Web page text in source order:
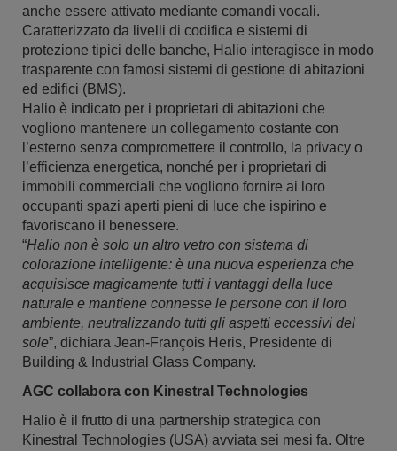
anche essere attivato mediante comandi vocali.
Caratterizzato da livelli di codifica e sistemi di
protezione tipici delle banche, Halio interagisce in modo
trasparente con famosi sistemi di gestione di abitazioni
ed edifici (BMS).
Halio è indicato per i proprietari di abitazioni che
vogliono mantenere un collegamento costante con
l’esterno senza compromettere il controllo, la privacy o
l’efficienza energetica, nonché per i proprietari di
immobili commerciali che vogliono fornire ai loro
occupanti spazi aperti pieni di luce che ispirino e
favoriscano il benessere.
“Halio non è solo un altro vetro con sistema di
colorazione intelligente: è una nuova esperienza che
acquisisce magicamente tutti i vantaggi della luce
naturale e mantiene connesse le persone con il loro
ambiente, neutralizzando tutti gli aspetti eccessivi del
sole”, dichiara Jean-François Heris, Presidente di
Building & Industrial Glass Company.
AGC collabora con Kinestral Technologies
Halio è il frutto di una partnership strategica con
Kinestral Technologies (USA) avviata sei mesi fa. Oltre